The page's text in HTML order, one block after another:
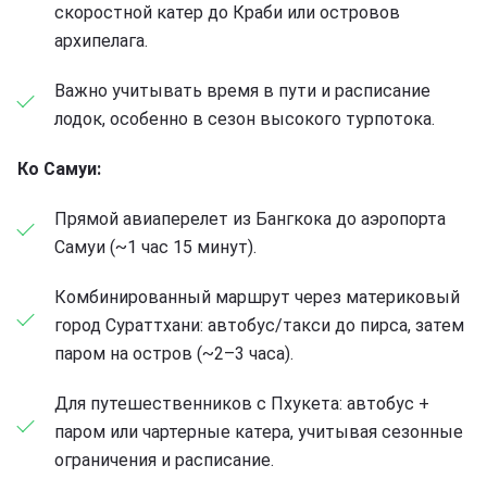
скоростной катер до Краби или островов
архипелага.
Важно учитывать время в пути и расписание
лодок, особенно в сезон высокого турпотока.
Ко Самуи:
Прямой авиаперелет из Бангкока до аэропорта
Самуи (~1 час 15 минут).
Комбинированный маршрут через материковый
город Сураттхани: автобус/такси до пирса, затем
паром на остров (~2–3 часа).
Для путешественников с Пхукета: автобус +
паром или чартерные катера, учитывая сезонные
ограничения и расписание.